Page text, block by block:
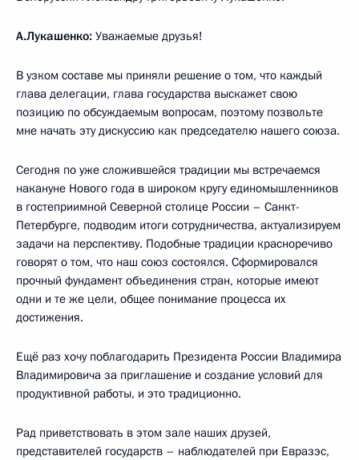
А.Лукашенко: Уважаемые друзья!
В узком составе мы приняли решение о том, что каждый
глава делегации, глава государства выскажет свою
позицию по обсуждаемым вопросам, поэтому позвольте
мне начать эту дискуссию как председателю нашего союза.
Сегодня по уже сложившейся традиции мы встречаемся
накануне Нового года в широком кругу единомышленников
в гостеприимной Северной столице России – Санкт-
Петербурге, подводим итоги сотрудничества, актуализируем
задачи на перспективу. Подобные традиции красноречиво
говорят о том, что наш союз состоялся. Сформировался
прочный фундамент объединения стран, которые имеют
одни и те же цели, общее понимание процесса их
достижения.
Ещё раз хочу поблагодарить Президента России Владимира
Владимировича за приглашение и создание условий для
продуктивной работы, и это традиционно.
Рад приветствовать в этом зале наших друзей,
представителей государств – наблюдателей при Евразэс,